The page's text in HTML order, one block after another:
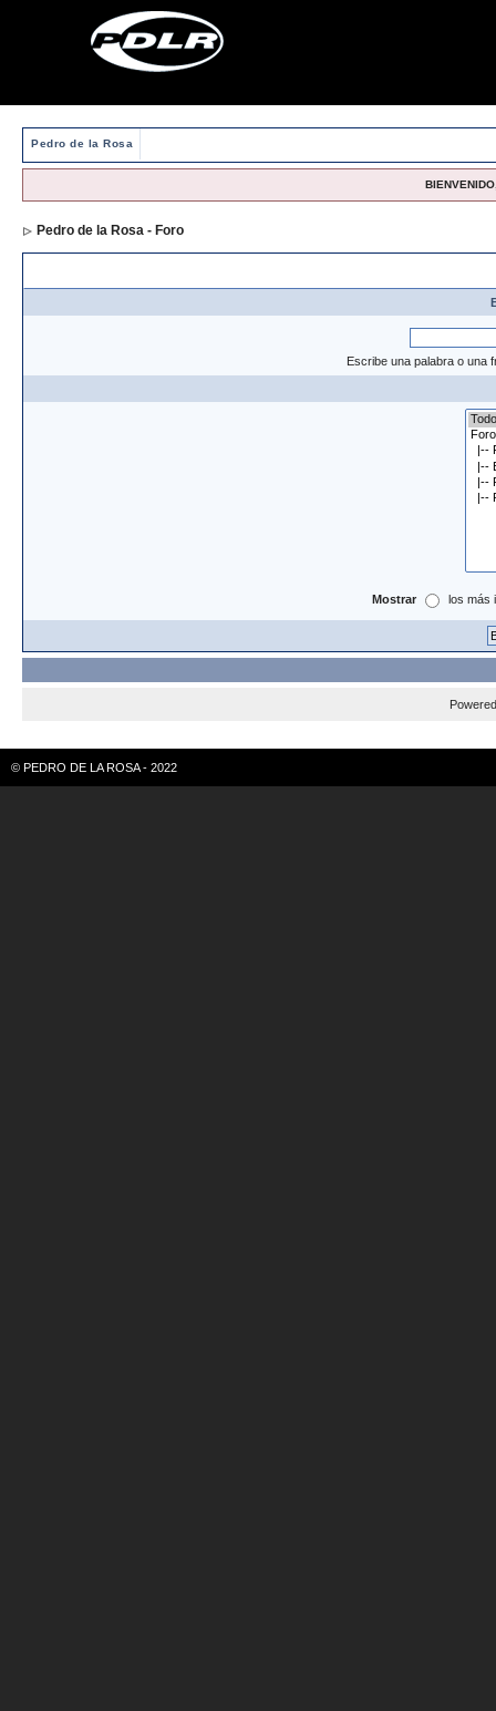
Pedro de la Rosa
Pedro de la Rosa - Foro
Escribe una palabra o una
Mostrar los más
© PEDRO DE LA ROSA - 2022